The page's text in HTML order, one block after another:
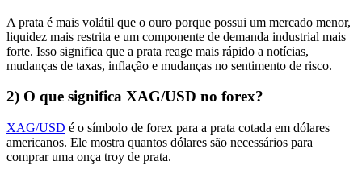
A prata é mais volátil que o ouro porque possui um mercado menor,
liquidez mais restrita e um componente de demanda industrial mais
forte. Isso significa que a prata reage mais rápido a notícias,
mudanças de taxas, inflação e mudanças no sentimento de risco.
2) O que significa XAG/USD no forex?
XAG/USD é o símbolo de forex para a prata cotada em dólares
americanos. Ele mostra quantos dólares são necessários para
comprar uma onça troy de prata.